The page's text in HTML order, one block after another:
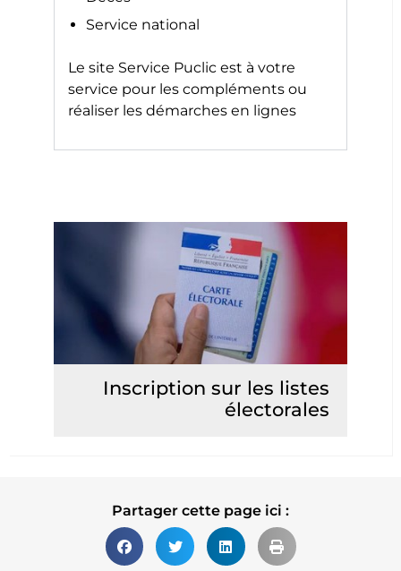
Service national
Le site Service Puclic est à votre
service pour les compléments ou
réaliser les démarches en lignes
Inscription sur les listes
électorales
Partager cette page ici :